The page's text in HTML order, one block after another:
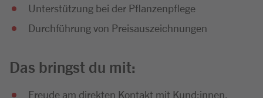
Unterstützung bei der Pflanzenpflege
Durchführung von Preisauszeichnungen
Das bringst du mit:
Freude am direkten Kontakt mit Kund:innen,